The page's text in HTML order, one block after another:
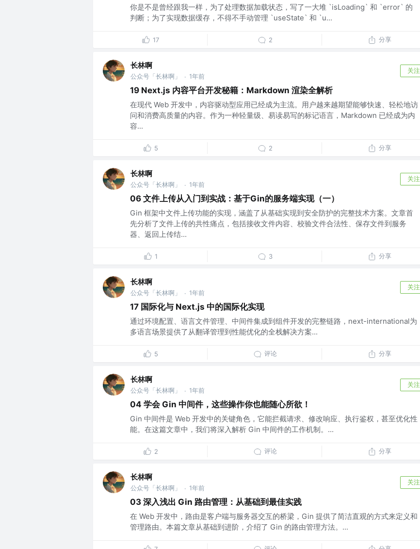
你是不是曾经跟我一样，为了处理数据加载状态，写了一大堆 `isLoading` 和 `error` 的
判断；为了实现数据缓存，不得不手动管理 `useState` 和 `u...
17 2 分享
长林啊
公众号「长林啊」 · 1年前
关注
19 Next.js 内容平台开发秘籍：Markdown 渲染全解析
在现代 Web 开发中，内容驱动型应用已经成为主流。用户越来越期望能够快速、轻松地访
问和消费高质量的内容。作为一种轻量级、易读易写的标记语言，Markdown 已经成为内
容...
5 2 分享
长林啊
公众号「长林啊」 · 1年前
关注
06 文件上传从入门到实战：基于Gin的服务端实现（一）
Gin 框架中文件上传功能的实现，涵盖了从基础实现到安全防护的完整技术方案。文章首
先分析了文件上传的共性痛点，包括接收文件内容、校验文件合法性、保存文件到服务
器、返回上传结...
1 3 分享
长林啊
公众号「长林啊」 · 1年前
关注
17 国际化与 Next.js 中的国际化实现
通过环境配置、语言文件管理、中间件集成到组件开发的完整链路，next-international为
多语言场景提供了从翻译管理到性能优化的全栈解决方案...
5 评论 分享
长林啊
公众号「长林啊」 · 1年前
关注
04 学会 Gin 中间件，这些操作你也能随心所欲！
Gin 中间件是 Web 开发中的关键角色，它能拦截请求、修改响应、执行鉴权，甚至优化性
能。在这篇文章中，我们将深入解析 Gin 中间件的工作机制。...
2 评论 分享
长林啊
公众号「长林啊」 · 1年前
关注
03 深入浅出 Gin 路由管理：从基础到最佳实践
在 Web 开发中，路由是客户端与服务器交互的桥梁，Gin 提供了简洁直观的方式来定义和
管理路由。本篇文章从基础到进阶，介绍了 Gin 的路由管理方法。...